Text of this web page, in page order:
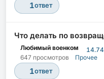
1ответ
Что делать по
Любимый военком
647 просмотров
Прочее
1ответ